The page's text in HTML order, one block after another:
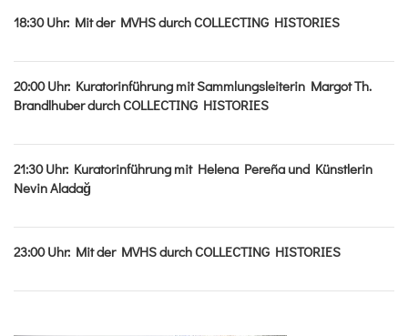
18:30Uhr: Mit der MVHS durch COLLECTING HISTORIES
20:00Uhr: Kuratorinführung mit Sammlungsleiterin Margot Th.
Brandlhuber durch COLLECTING HISTORIES
21:30Uhr: Kuratorinführung mit Helena Pereña und Künstlerin
Nevin Aladağ
23:00Uhr: Mit der MVHS durch COLLECTING HISTORIES